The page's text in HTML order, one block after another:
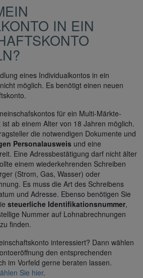
IN EIN
eines Individualkontos in ein
möglich. Es benötigt einen neuen
für ein Multi-Märkte-
ab einem Alter von 18 Jahren möglich.
die notwendigen Dokumente und
Personalausweis und eine
Eine Adressbestätigung darf nicht älter
einem wiederkehrenden Schreiben
(Strom, Gas, Wasser) oder
Es muss die Art des Schreibens
und Adresse. Ebenso benötigen Sie
steuerliche Identifikationsnummer,
Nummer auf Lohnabrechnungen
finden.
interessiert? Dann wählen
den entsprechenden
im Vorfeld gerne beraten lassen.
Sie hier.